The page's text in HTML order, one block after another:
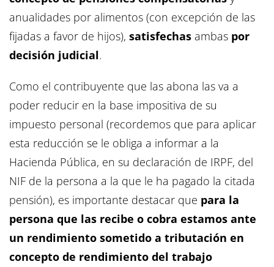
anualidades por alimentos (con excepción de las
fijadas a favor de hijos), satisfechas ambas por
decisión judicial.
Como el contribuyente que las abona las va a
poder reducir en la base impositiva de su
impuesto personal (recordemos que para aplicar
esta reducción se le obliga a informar a la
Hacienda Pública, en su declaración de IRPF, del
NIF de la persona a la que le ha pagado la citada
pensión), es importante destacar que para la
persona que las recibe o cobra estamos ante
un rendimiento sometido a tributación en
concepto de rendimiento del trabajo